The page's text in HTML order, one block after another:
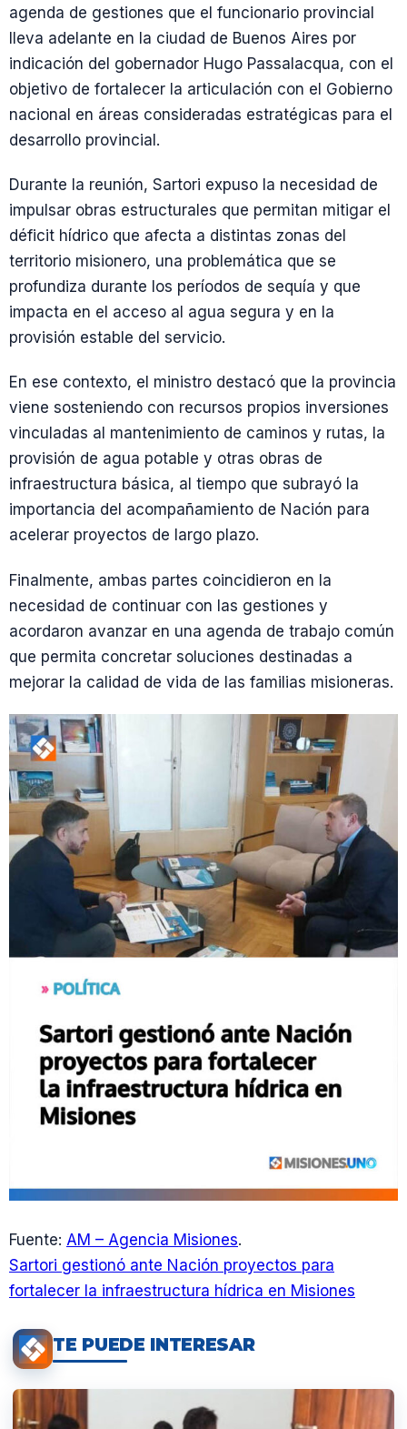
agenda de gestiones que el funcionario provincial
lleva adelante en la ciudad de Buenos Aires por
indicación del gobernador Hugo Passalacqua, con el
objetivo de fortalecer la articulación con el Gobierno
nacional en áreas consideradas estratégicas para el
desarrollo provincial.
Durante la reunión, Sartori expuso la necesidad de
impulsar obras estructurales que permitan mitigar el
déficit hídrico que afecta a distintas zonas del
territorio misionero, una problemática que se
profundiza durante los períodos de sequía y que
impacta en el acceso al agua segura y en la
provisión estable del servicio.
En ese contexto, el ministro destacó que la provincia
viene sosteniendo con recursos propios inversiones
vinculadas al mantenimiento de caminos y rutas, la
provisión de agua potable y otras obras de
infraestructura básica, al tiempo que subrayó la
importancia del acompañamiento de Nación para
acelerar proyectos de largo plazo.
Finalmente, ambas partes coincidieron en la
necesidad de continuar con las gestiones y
acordaron avanzar en una agenda de trabajo común
que permita concretar soluciones destinadas a
mejorar la calidad de vida de las familias misioneras.
Fuente: AM – Agencia Misiones.
Sartori gestionó ante Nación proyectos para
fortalecer la infraestructura hídrica en Misiones
TE PUEDE INTERESAR